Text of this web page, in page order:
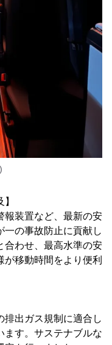
報装置など、最新の安
一の事故防止に貢献し
合わせ、最高水準の安
移動時間をより便利
排出ガス規制に適合し
ます。サステナブルな